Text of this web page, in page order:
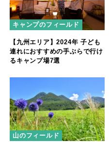
キャンプのフィールド
【九州エリア】2024年 子ども
連れにおすすめの手ぶらで行け
るキャンプ場7選
山のフィールド